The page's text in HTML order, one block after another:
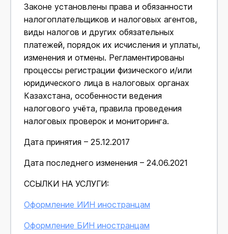
Законе установлены права и обязанности
налогоплательщиков и налоговых агентов,
виды налогов и других обязательных
платежей, порядок их исчисления и уплаты,
изменения и отмены. Регламентированы
процессы регистрации физического и/или
юридического лица в налоговых органах
Казахстана, особенности ведения
налогового учёта, правила проведения
налоговых проверок и мониторинга.
Дата принятия – 25.12.2017
Дата последнего изменения – 24.06.2021
ССЫЛКИ НА УСЛУГИ:
Оформление ИИН иностранцам
Оформление БИН иностранцам